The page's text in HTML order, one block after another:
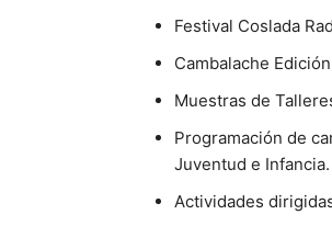
Festival Coslada
Cambalache
Muestras de
Programación de
Juventud e Infancia.
Actividades